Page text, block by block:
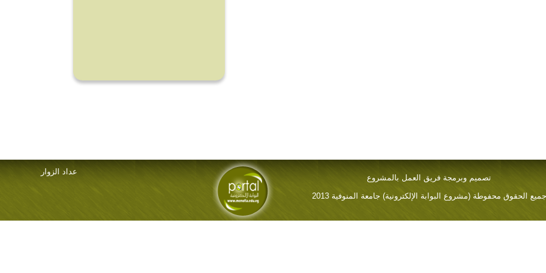
تصميم وبرمجة فريق العمل بالمشروع
جميع الحقوق محفوطة (مشروع البوابة الإلكترونية) جامعة المنوفية 2013
عداد الزوار